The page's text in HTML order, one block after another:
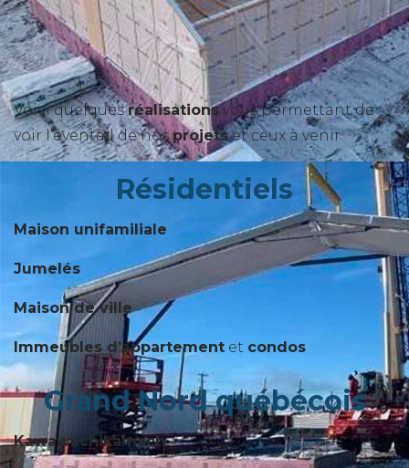
Voici quelquesréalisationsvous permettant de
voir l’éventail de nosprojetset ceux à venir
Résidentiels
Maison unifamiliale
Jumelés
Maison de ville
Immeubles d’appartement et condos
Grand Nord québécois
Kawawachikamach